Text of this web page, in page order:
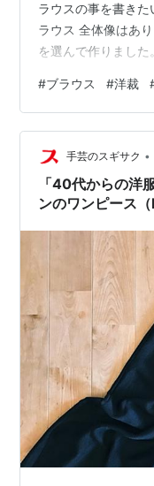
ラウスの事を書き
ラウス 全体像はあ
を選んで作りまし
ーン屋さんってなか
ても、自分好みの
そこで、購入した
本パターン集
ヴォーグ社
#ブラウス #洋裁
手芸のスギサク •
「40代からの洋
ンのワンピース